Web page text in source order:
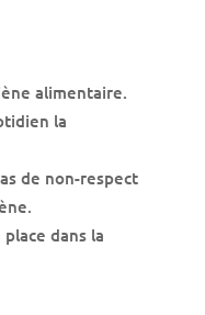
alimentaire.
la
de non-respect
dans la